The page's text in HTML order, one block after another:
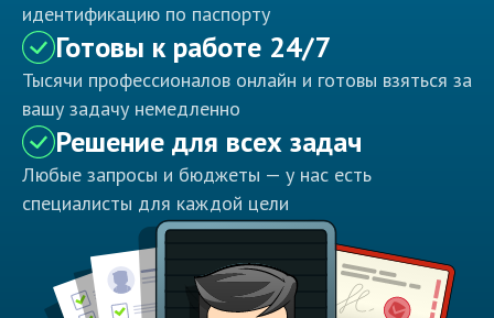
идентификацию по паспорту
Готовы к работе 24/7
Тысячи профессионалов онлайн и готовы взяться за
вашу задачу немедленно
Решение для всех задач
Любые запросы и бюджеты — у нас есть
специалисты для каждой цели